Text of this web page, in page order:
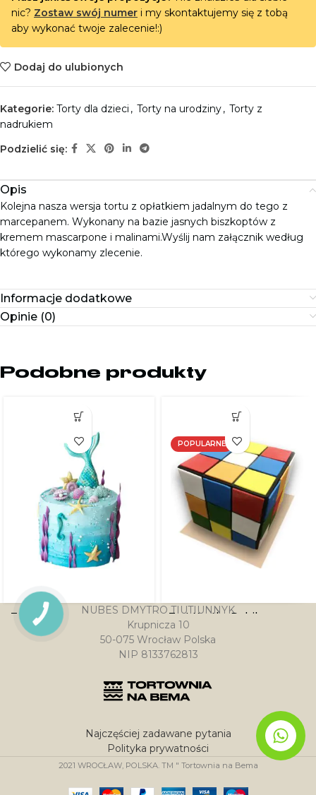
nic? Zostaw swój numer i my skontaktujemy się z tobą
aby wykonać twoje zalecenie!:)
Dodaj do ulubionych
Kategorie: Torty dla dzieci , Torty na urodziny, Torty z
nadrukiem
Podzielić się:
Opis
Kolejna nasza wersja tortu z opłatkiem jadalnym do tego z
marcepanem. Wykonany na bazie jasnych biszkoptów z
kremem mascarpone i malinami.Wyślij nam załącznik według
którego wykonamy zlecenie.
Informacje dodatkowe
Opinie (0)
Podobne produkty
Tort Ogon syreny
POPULARNE
Tort Kostka Rubika
389.00zł
NUBES DMYTRO TIUTIUNNYK
Krupnicza 10
50-075 Wrocław Polska
NIP 8133762813
Najczęściej zadawane pytania
Polityka prywatności
2021 WROCŁAW, POLSKA. TM " Tortownia na Bema